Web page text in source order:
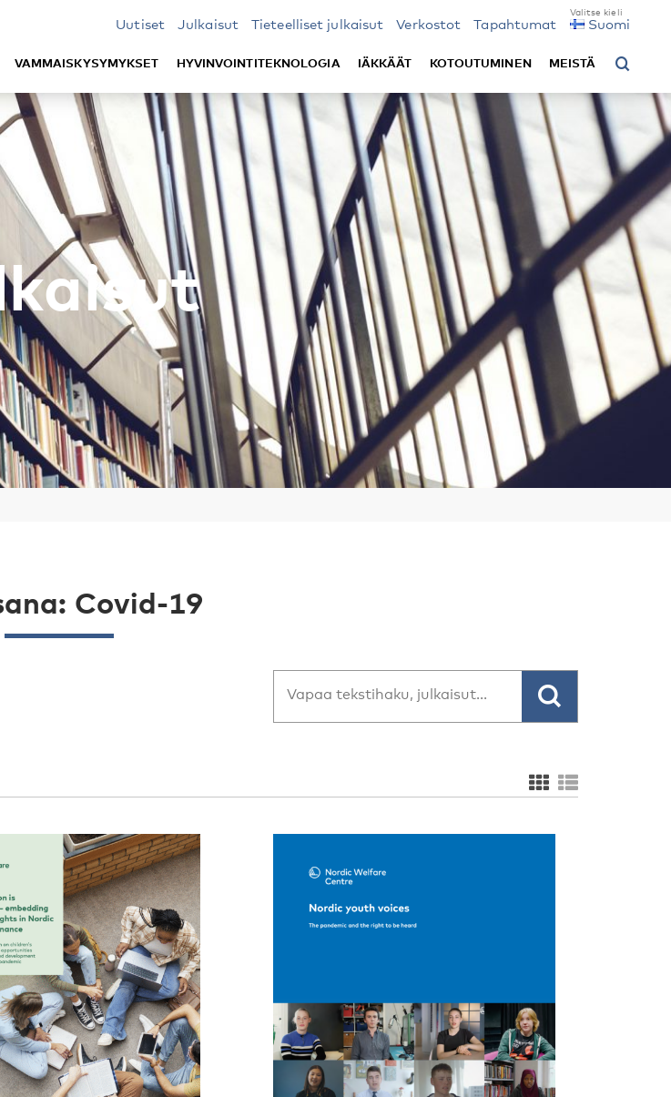
Uutiset Julkaisut Tieteelliset julkaisut Verkostot Tapahtumat Suomi
VAMMAISKYSYMYKSET HYVINVOINTITEKNOLOGIA IÄKKÄÄT KOTOUTUMINEN MEISTÄ
Covid-19